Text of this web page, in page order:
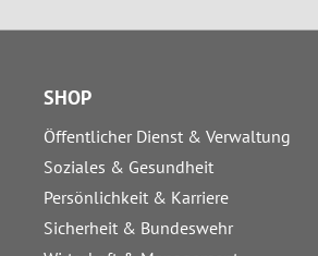
SHOP
Öffentlicher Dienst & Verwaltung
Soziales & Gesundheit
Persönlichkeit & Karriere
Sicherheit & Bundeswehr